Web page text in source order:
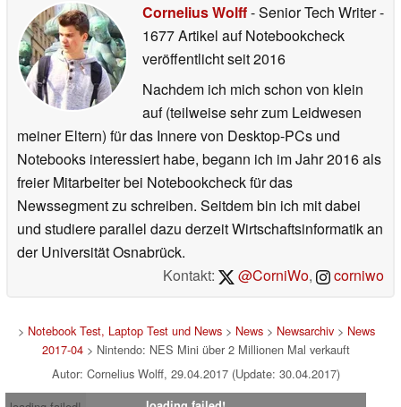
Cornelius Wolff- Senior Tech Writer-
1677 Artikel auf Notebookcheck
veröffentlichtseit 2016
Nachdem ich mich schon von klein
auf (teilweise sehr zum Leidwesen
meiner Eltern) für das Innere von Desktop-PCs und
Notebooks interessiert habe, begann ich im Jahr 2016 als
freier Mitarbeiter bei Notebookcheck für das
Newssegment zu schreiben. Seitdem bin ich mit dabei
und studiere parallel dazu derzeit Wirtschaftsinformatik an
der Universität Osnabrück.
Kontakt:
@CorniWo, corniwo
> Notebook Test, Laptop Test und News> News> Newsarchiv> News
2017-04 > Nintendo: NES Mini über 2 Millionen Mal verkauft
Autor: Cornelius Wolff, 29.04.2017 (Update: 30.04.2017)